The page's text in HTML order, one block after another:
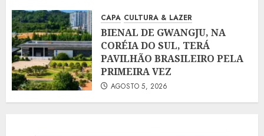
CAPA CULTURA & LAZER
BIENAL DE GWANGJU, NA
CORÉIA DO SUL, TERÁ
PAVILHÃO BRASILEIRO PELA
PRIMEIRA VEZ
AGOSTO 5, 2026